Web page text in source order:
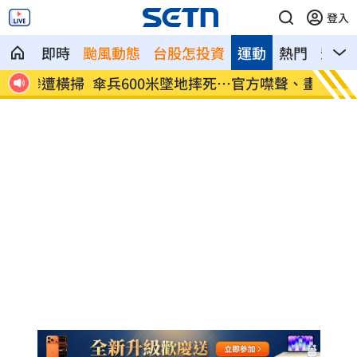
登入
即時 颱風動態 台股怎投資 熱門 影音
運動
掃 傘兵600米墜地摔死…官方噤聲、畫面瘋
傳
盤前
航